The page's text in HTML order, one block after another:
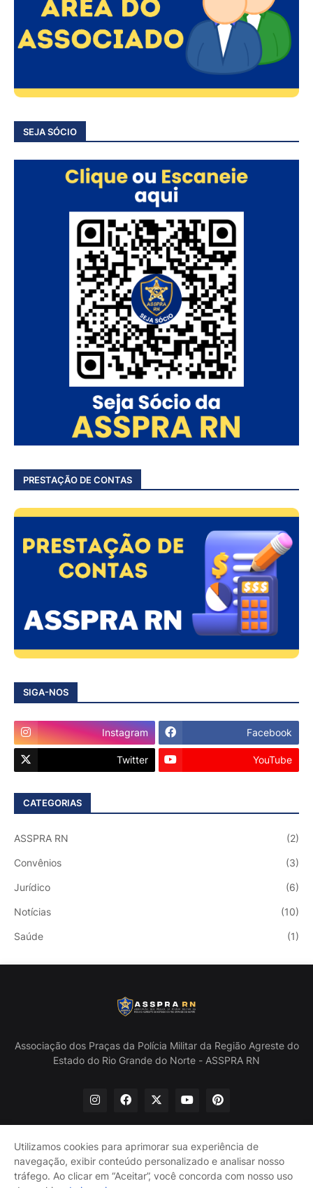
SEJA SÓCIO
PRESTAÇÃO DE CONTAS
SIGA-NOS
Instagram Facebook
Twitter YouTube
CATEGORIAS
ASSPRA RN (2)
Convênios (3)
Jurídico (6)
Notícias (10)
Saúde (1)
Associação dos Praças da Polícia Militar da Região Agreste do
Estado do Rio Grande do Norte - ASSPRA RN
Início Quem Somos
Política de Privacidade
Contate-nos
Utilizamos cookies para aprimorar sua experiência de
navegação, exibir conteúdo personalizado e analisar nosso
tráfego. Ao clicar em “Aceitar”, você concorda com nosso uso